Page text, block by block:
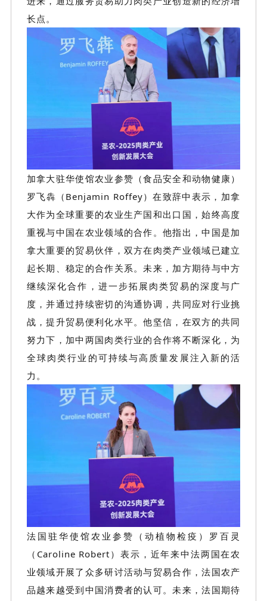
长点。
加拿大驻华使馆农业参赞（食品安全和动物健康）
罗飞犇（ Benjamin Roffey）在致辞中表示，加拿
大作为全球重要的农业生产国和出口国，始终高度
重视与中国在农业领域的合作。他指出，中国是加
拿大重要的贸易伙伴，双方在肉类产业领域已建立
起长期、稳定的合作关系。未来，加方期待与中方
继续深化合作，进一步拓展肉类贸易的深度与广
度，并通过持续密切的沟通协调，共同应对行业挑
战，提升贸易便利化水平。他坚信，在双方的共同
努力下，加中两国肉类行业的合作将不断深化，为
全球肉类行业的可持续与高质量发展注入新的活
力。
法国驻华使馆农业参赞（动植物检疫）罗百灵
（ Caroline Robert）表示，近年来中法两国在农
业领域开展了众多研讨活动与贸易合作，法国农产
品越来越受到中国消费者的认可。未来，法国期待